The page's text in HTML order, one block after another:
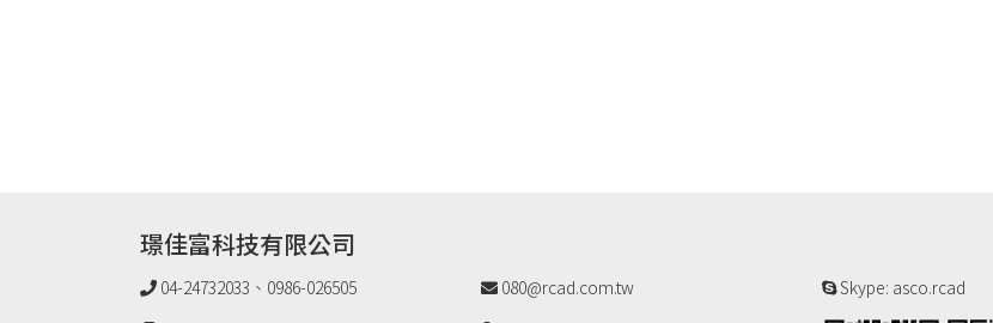
璟佳富科技有限公司
04-24732033、0986-026505
080@rcad.com.tw
Skype: asco.rcad